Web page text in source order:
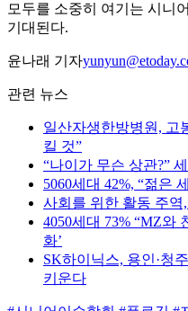
모두를 소중히 여기는 시니
기대된다.
윤나래 기자
관련 뉴스
일산자생한방병원, 고
킬 것”
“나이가 무슨 상관?”
5060세대 42%, “젊은
사회를 위한 활동 주역
4050세대 73% “MZ와
화’
SK하이닉스, 용인·청
키운다